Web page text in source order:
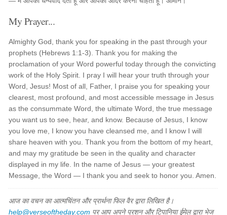
My Prayer...
Almighty God, thank you for speaking in the past through your
prophets (Hebrews 1:1-3). Thank you for making the
proclamation of your Word powerful today through the convicting
work of the Holy Spirit. I pray I will hear your truth through your
Word, Jesus! Most of all, Father, I praise you for speaking your
clearest, most profound, and most accessible message in Jesus
as the consummate Word, the ultimate Word, the true message
you want us to see, hear, and know. Because of Jesus, I know
you love me, I know you have cleansed me, and I know I will
share heaven with you. Thank you from the bottom of my heart,
and may my gratitude be seen in the quality and character
displayed in my life. In the name of Jesus — your greatest
Message, the Word — I thank you and seek to honor you. Amen.
आज का वचन का आत्मचिंतन और प्रार्थना फिल वैर द्वारा लिखित है।
help@verseoftheday.com पर आप अपने प्रशन और टिपानिया ईमेल द्वारा भेज